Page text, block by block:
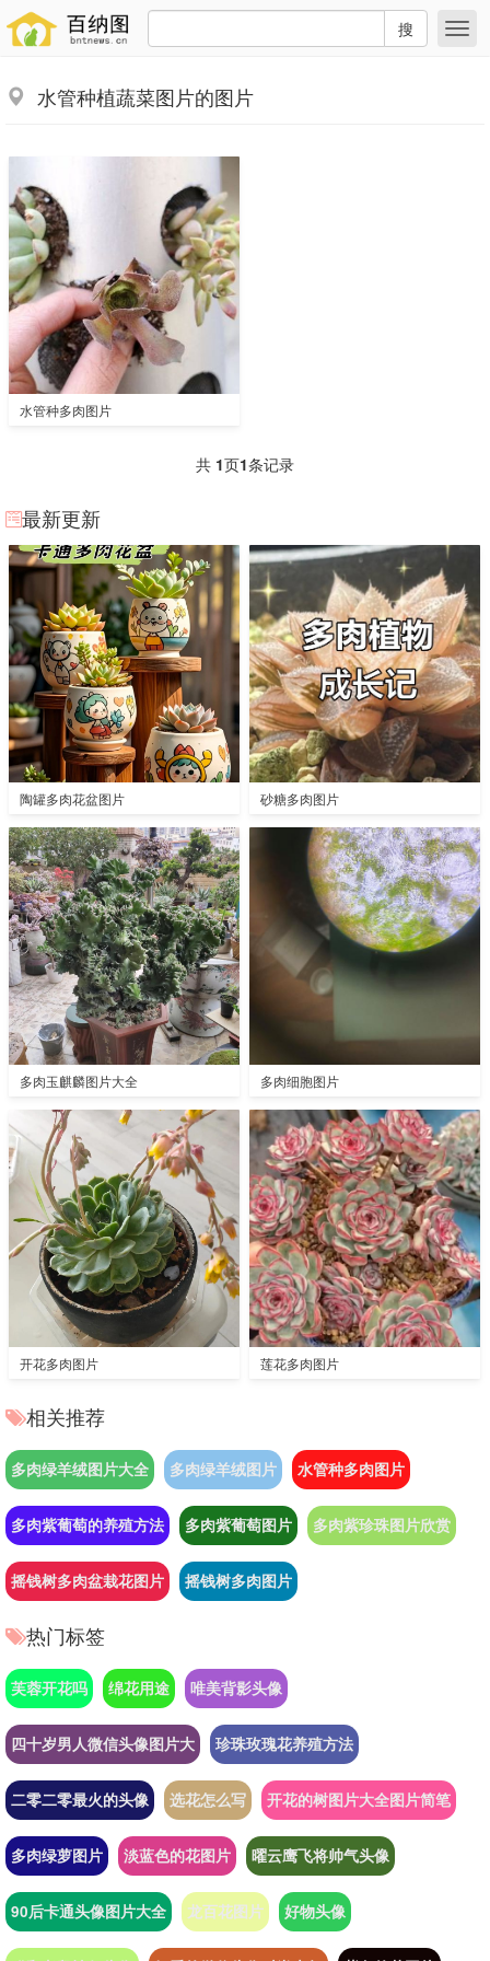
搜
水管种植蔬菜图片的图片
水管种多肉图片
共 1页1条记录
最新更新
陶罐多肉花盆图片 砂糖多肉图片
多肉玉麒麟图片大全 多肉细胞图片
开花多肉图片 莲花多肉图片
相关推荐
多肉绿羊绒图片大全 多肉绿羊绒图片 水管种多肉图片
多肉紫葡萄的养殖方法 多肉紫葡萄图片 多肉紫珍珠图片欣赏
摇钱树多肉盆栽花图片 摇钱树多肉图片
热门标签
芙蓉开花吗 绵花用途 唯美背影头像
四十岁男人微信头像图片大 珍珠玫瑰花养殖方法
二零二零最火的头像 选花怎么写 开花的树图片大全图片简笔
多肉绿萝图片 淡蓝色的花图片 曜云鹰飞将帅气头像
90后卡通头像图片大全 龙百花图片 好物头像